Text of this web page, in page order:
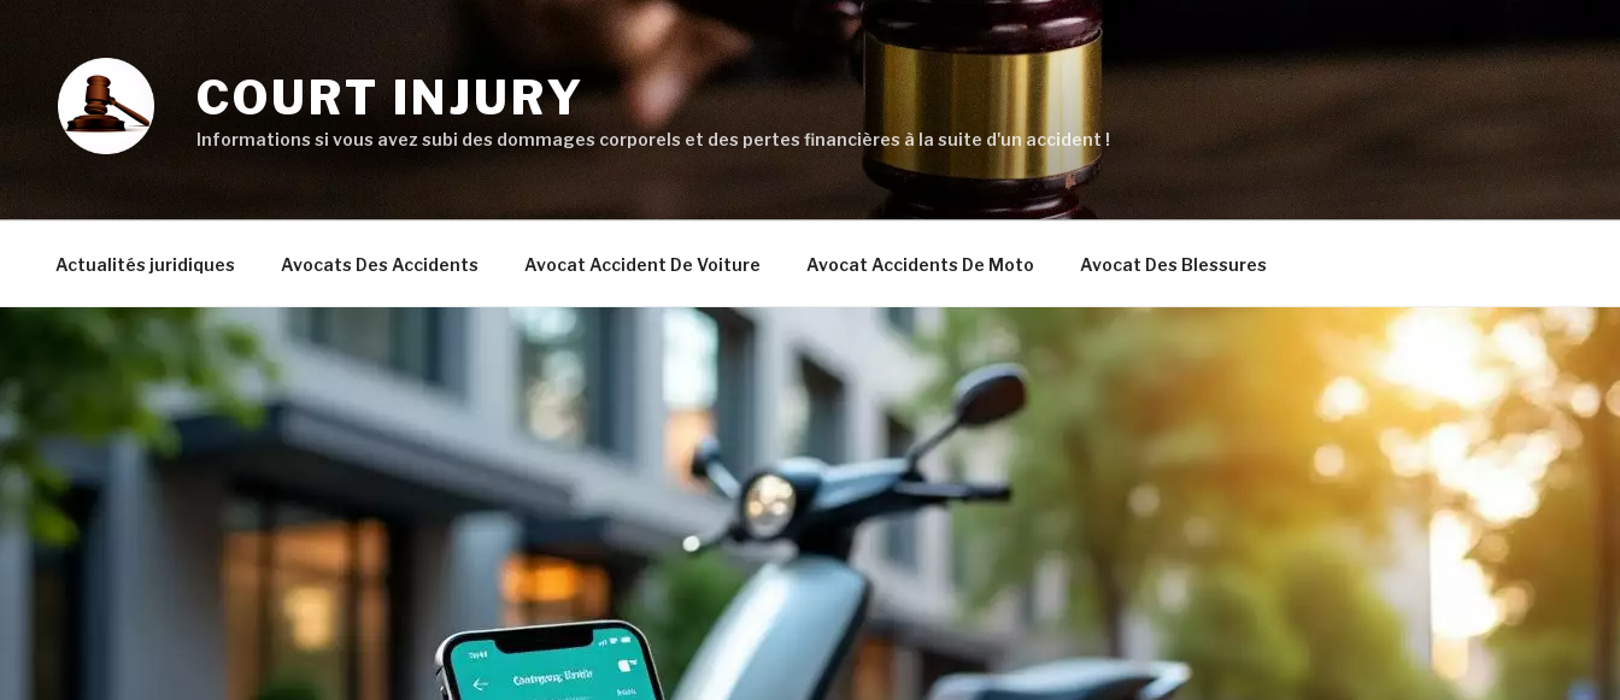
contenu
principal
COURT INJURY
Informations si vous avez subi des dommages corporels et des pertes financières à la suite d'un accident !
Actualités juridiques Avocats Des Accidents Avocat Accident De Voiture Avocat Accidents De Moto Avocat Des Blessures